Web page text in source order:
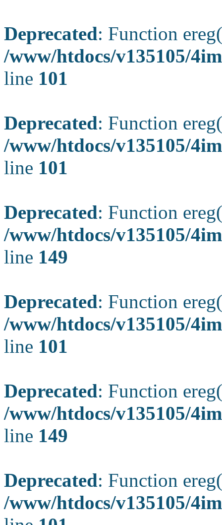
Deprecated: Function
/www/htdocs/v135105/
line 101
Deprecated: Function
/www/htdocs/v135105/
line 101
Deprecated: Function
/www/htdocs/v135105/
line 149
Deprecated: Function
/www/htdocs/v135105/
line 101
Deprecated: Function
/www/htdocs/v135105/
line 149
Deprecated: Function
/www/htdocs/v135105/